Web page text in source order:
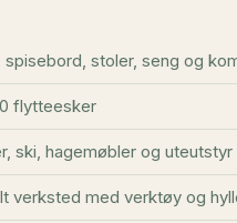
spisebord, stoler, seng og
flytteesker
ski, hagemøbler og uteutstyr
verksted med verktøy og